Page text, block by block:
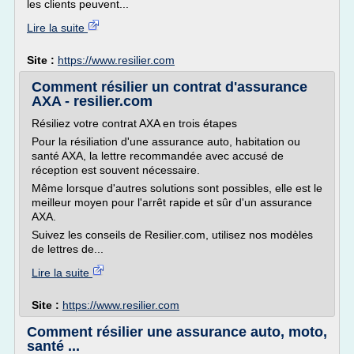
les clients peuvent...
Lire la suite
Site : https://www.resilier.com
Comment résilier un contrat d'assurance
AXA - resilier.com
Résiliez votre contrat AXA en trois étapes
Pour la résiliation d'une assurance auto, habitation ou
santé AXA, la lettre recommandée avec accusé de
réception est souvent nécessaire.
Même lorsque d'autres solutions sont possibles, elle est le
meilleur moyen pour l'arrêt rapide et sûr d'un assurance
AXA.
Suivez les conseils de Resilier.com, utilisez nos modèles
de lettres de...
Lire la suite
Site : https://www.resilier.com
Comment résilier une assurance auto, moto,
santé ...